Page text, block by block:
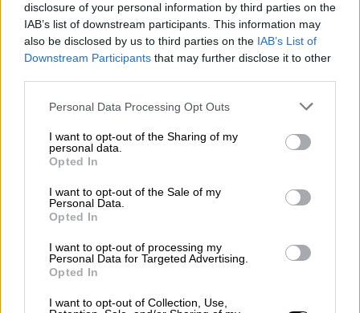
disclosure of your personal information by third parties on the
IAB’s list of downstream participants. This information may
also be disclosed by us to third parties on the IAB’s List of
Downstream Participants that may further disclose it to other
Please note that this website/app uses one or more Google
not limited to your visit or usage behaviour. You may click to
grant or deny consent to Google and its third-party tags to
use your data for below specified purposes in below Google
consent section.
Personal Data Processing Opt Outs
I want to opt-out of the Sharing of my
personal data.
Opted In
I want to opt-out of the Sale of my
Personal Data.
Opted In
I want to opt-out of processing my
Personal Data for Targeted Advertising.
Opted In
I want to opt-out of Collection, Use,
«Όμως τοΚογκρέσοέκρινε ότι είναι
απαραίτητη η απαγόρευσή του προκειμένου
να απαντήσει στις βάσιμες ανησυχίες του
για την εθνική ασφάλεια», πρόσθεσαν.
Η ομοσπονδιακή απαγόρευση
Η ομοσπονδιακή απαγόρευση που τίθεται σε
ισχύ από τις 19 Ιανουαρίου προβλέπει ότι θα
απαγορεύεται σε νέους χρήστες να
κατεβάζουν την εφαρμογή του TikTok από τα
διαδικτυακά καταστήματα της
Google.
Ωστόσο οι υπάρχοντες χρήστες θα
εξακολουθούν να έχουν πρόσβαση σε αυτό,